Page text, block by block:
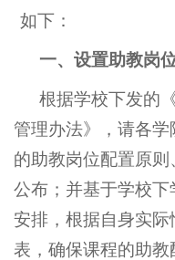
如下：
一、设置助教岗
根据学校下发的
管理办法》，请各学
的助教岗位配置原则
公布；并基于学校
安排，根据自身实
表，确保课程的助